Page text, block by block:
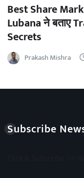
Best Share
Lubana ने बताए
Secrets
Prakash Mishra
Subscribe